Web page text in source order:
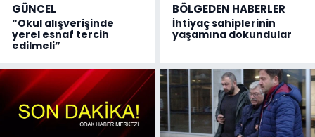
GÜNCEL
“Okul alışverişinde
yerel esnaf tercih
edilmeli”
BÖLGEDEN HABERLER
İhtiyaç sahiplerinin
yaşamına dokundular